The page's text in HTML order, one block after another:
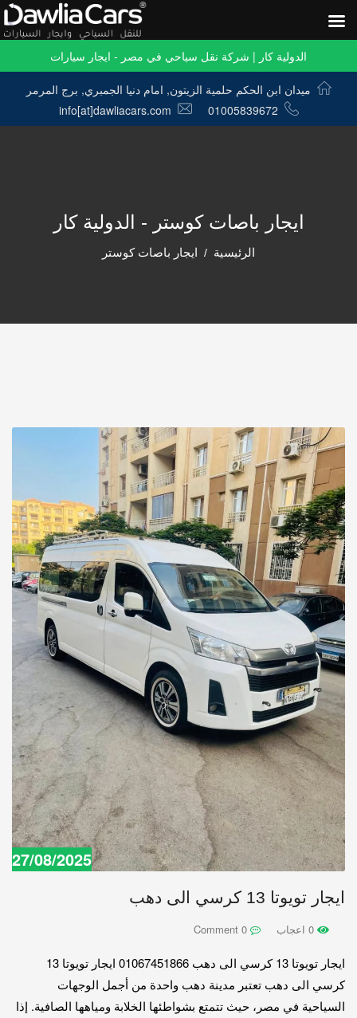
الدولية كار | شركة نقل سياحي في مصر - ايجار سيارات
ميدان ابن الحكم حلمية الزيتون, امام دنيا الجمبري, برج المرمر
01005839672
info[at]dawliacars.com
ايجار باصات كوستر - الدولية كار
الرئيسية ايجار باصات كوستر
27/08/2025
ايجار تويوتا 13 كرسي الى دهب
ايجار تويوتا 13 كرسي الى دهب 01067451866 ايجار تويوتا 13
كرسي الى دهب تعتبر مدينة دهب واحدة من أجمل الوجهات
السياحية في مصر، حيث تتمتع بشواطئها الخلابة ومياهها الصافية. إذا